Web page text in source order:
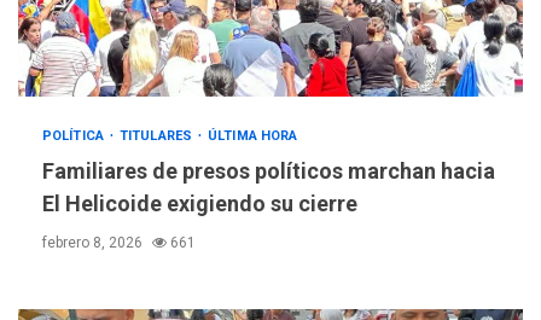
POLÍTICA TITULARES ÚLTIMA HORA
Familiares de presos políticos marchan hacia
El Helicoide exigiendo su cierre
febrero 8, 2026 661